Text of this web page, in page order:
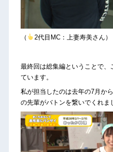
（ 2代目MC：上妻寿美さん）
最終回は総集編ということで、
ています。
私が担当したのは去年の7月か
の先輩がバトンを繋いでくれま